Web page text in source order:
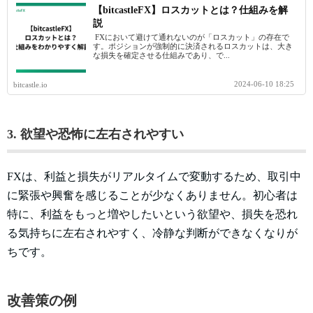
【bitcastleFX】ロスカットとは？仕組みを解
説
FXにおいて避けて通れないのが「ロスカット」の存在で
す。ポジションが強制的に決済されるロスカットは、大き
な損失を確定させる仕組みであり、で...
bitcastle.io 2024-06-10 18:25
3. 欲望や恐怖に左右されやすい
FXは、利益と損失がリアルタイムで変動するため、取引中
に緊張や興奮を感じることが少なくありません。初心者は
特に、利益をもっと増やしたいという欲望や、損失を恐れ
る気持ちに左右されやすく、冷静な判断ができなくなりが
ちです。
改善策の例